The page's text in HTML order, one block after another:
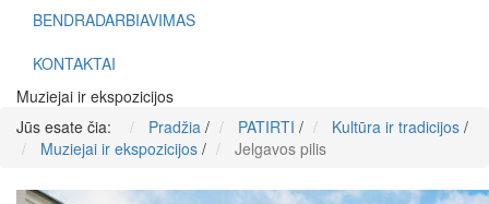
BENDRADARBIAVIMAS
KONTAKTAI
Muziejai ir ekspozicijos
Jūs esate čia:
Pradžia / PATIRTI / Kultūra ir tradicijos /
Muziejai ir ekspozicijos / Jelgavos pilis